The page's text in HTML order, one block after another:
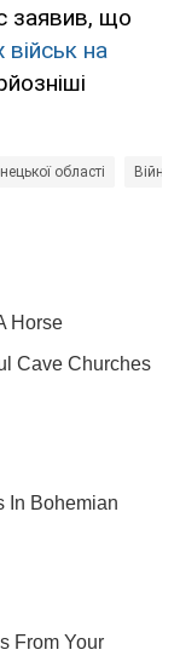
заявив, що
військ на
області Війна